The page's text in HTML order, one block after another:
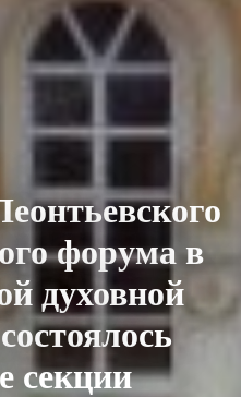
форума в
духовной
секции